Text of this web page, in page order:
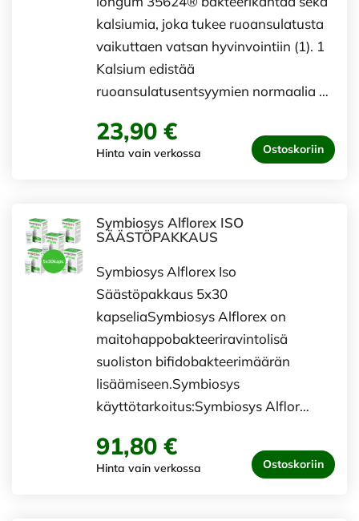
kalsiumia, joka tukee ruoansulatusta
vaikuttaen vatsan hyvinvointiin (1). 1
Kalsium edistää
ruoansulatusentsyymien normaalia …
23,90 €
Hinta vain verkossa Ostoskoriin
Symbiosys Alflorex ISO
SÄÄSTÖPAKKAUS
Symbiosys Alflorex Iso
Säästöpakkaus 5x30
kapseliaSymbiosys Alflorex on
maitohappobakteeriravintolisä
suoliston bifidobakteerimäärän
lisäämiseen.Symbiosys
käyttötarkoitus:Symbiosys Alflor…
91,80 €
Hinta vain verkossa Ostoskoriin